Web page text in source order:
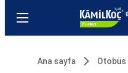
Ana sayfa Otobüs